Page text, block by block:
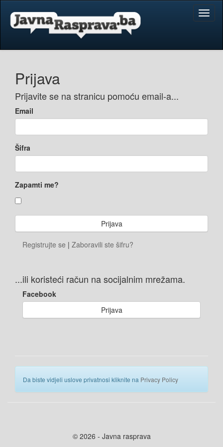
Prijava
Prijavite se na stranicu pomoću email-a...
Email
Šifra
Zapamti me?
Registrujte se | Zaboravili ste šifru?
...ili koristeći račun na socijalnim mrežama.
Facebook
Prijava
Da biste vidjeli uslove privatnosi kliknite na Privacy Policy
© 2026 - Javna rasprava